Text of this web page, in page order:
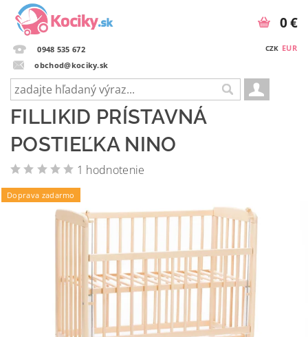
0948 535 672
obchod@kociky.sk
CZK EUR
0 €
FILLIKID PRÍSTAVNÁ
POSTIEĽKA NINO
1 hodnotenie
Doprava zadarmo